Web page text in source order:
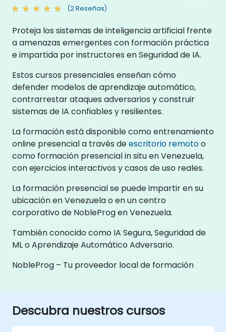
(2 Reseñas)
Proteja los sistemas de inteligencia artificial frente
a amenazas emergentes con formación práctica
e impartida por instructores en Seguridad de IA.
Estos cursos presenciales enseñan cómo
defender modelos de aprendizaje automático,
contrarrestar ataques adversarios y construir
sistemas de IA confiables y resilientes.
La formación está disponible como entrenamiento
online presencial a través deescritorio remotoo
como formación presencial in situ en Venezuela,
con ejercicios interactivos y casos de uso reales.
La formación presencial se puede impartir en su
ubicación en Venezuela o en un centro
corporativo de NobleProg en Venezuela.
También conocido como IA Segura, Seguridad de
ML o Aprendizaje Automático Adversario.
NobleProg – Tu proveedor local de formación
Descubra nuestros cursos